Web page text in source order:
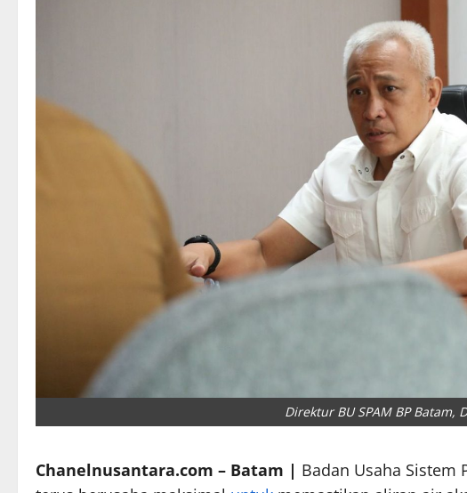
Direktur BU SPAM BP Batam,
Chanelnusantara.com – Batam | Badan Usaha Sistem